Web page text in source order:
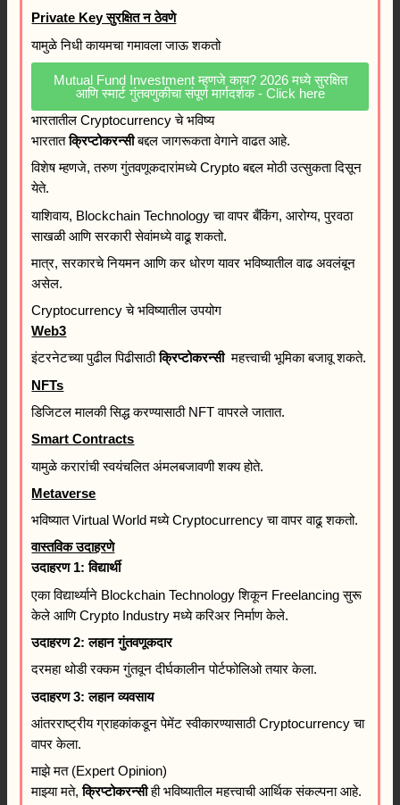
Private Key सुरक्षित न ठेवणे
यामुळे निधी कायमचा गमावला जाऊ शकतो
Mutual Fund Investment म्हणजे काय? 2026 मध्ये सुरक्षित
आणि स्मार्ट गुंतवणुकीचा संपूर्ण मार्गदर्शक - Click here
भारतातील Cryptocurrency चे भविष्य
भारतातक्रिप्टोकरन्सीबद्दल जागरूकता वेगाने वाढत आहे.
विशेष म्हणजे, तरुण गुंतवणूकदारांमध्ये Crypto बद्दल मोठी उत्सुकता दिसून
येते.
याशिवाय, Blockchain Technology चा वापर बँकिंग, आरोग्य, पुरवठा
साखळी आणि सरकारी सेवांमध्ये वाढू शकतो.
मात्र, सरकारचे नियमन आणि कर धोरण यावर भविष्यातील वाढ अवलंबून
असेल.
Cryptocurrency चे भविष्यातील उपयोग
Web3
इंटरनेटच्या पुढील पिढीसाठीक्रिप्टोकरन्सीमहत्त्वाची भूमिका बजावू शकते.
NFTs
डिजिटल मालकी सिद्ध करण्यासाठी NFT वापरले जातात.
Smart Contracts
यामुळे करारांची स्वयंचलित अंमलबजावणी शक्य होते.
Metaverse
भविष्यात Virtual World मध्ये Cryptocurrency चा वापर वाढू शकतो.
वास्तविक उदाहरणे
उदाहरण 1: विद्यार्थी
एका विद्यार्थ्याने Blockchain Technology शिकून Freelancing सुरू
केले आणि Crypto Industry मध्ये करिअर निर्माण केले.
उदाहरण 2: लहान गुंतवणूकदार
दरमहा थोडी रक्कम गुंतवून दीर्घकालीन पोर्टफोलिओ तयार केला.
उदाहरण 3: लहान व्यवसाय
आंतरराष्ट्रीय ग्राहकांकडून पेमेंट स्वीकारण्यासाठी Cryptocurrency चा
वापर केला.
माझे मत (Expert Opinion)
माझ्या मते,क्रिप्टोकरन्सीही भविष्यातील महत्त्वाची आर्थिक संकल्पना आहे.